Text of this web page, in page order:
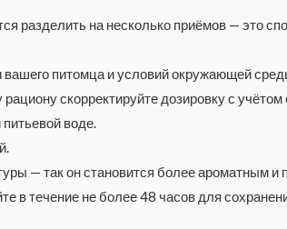
разделить на несколько приёмов — это
вашего питомца и условий окружающей
скорректируйте дозировку с
воде.
— так он становится более ароматным
в течение не более 48 часов для